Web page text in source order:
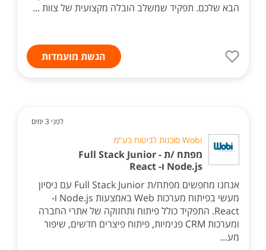
הבא שלכם. תפקיד שמשלב הובלה מקצועית של צוות ...
הגשת מועמדות
לפני 3 ימים
Wobi סוכנות לביטוח בע"מ
מפתח /ת Full Stack Junior -
Node.js ו- React
אנחנו מחפשים מפתח/ת Full Stack Junior עם ניסיון
מעשי בפיתוח מערכות Web באמצעות Node.js ו-
React. התפקיד כולל פיתוח ותחזוקה של אתרי החברה
ומערכות CRM פנימיות, פיתוח פיצרים חדשים, שיפור
מע...